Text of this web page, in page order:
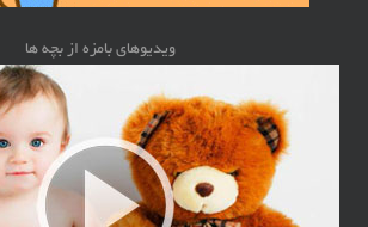
ویدیوهای بامزه از بچه ها